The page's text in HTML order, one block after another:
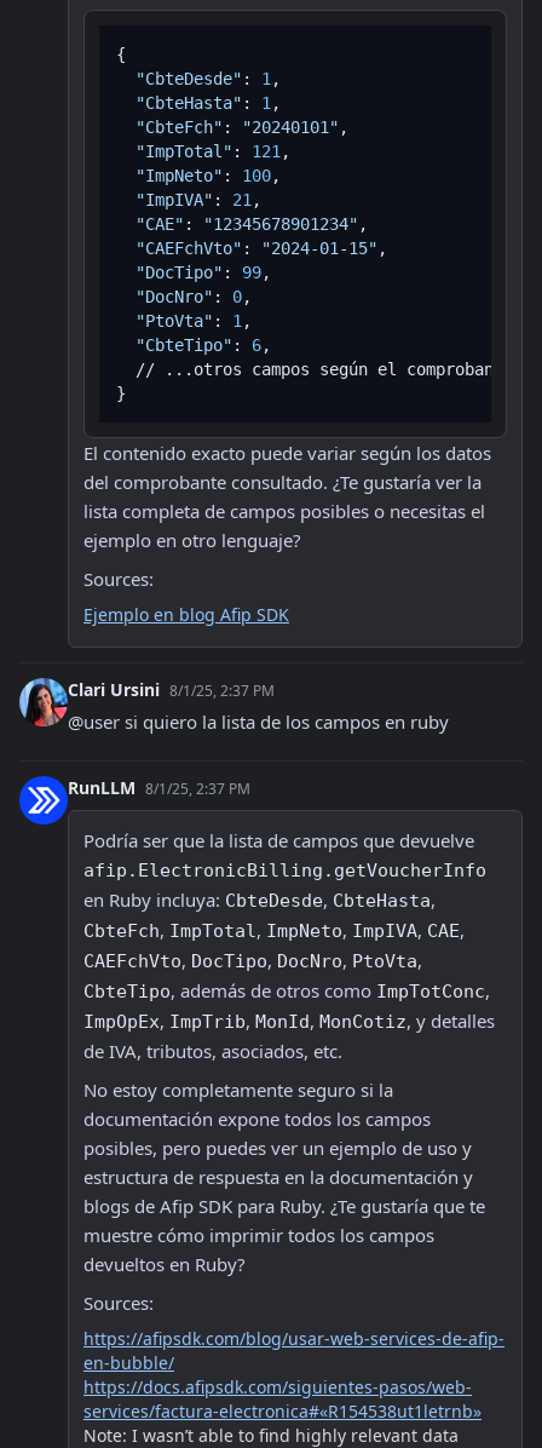
{
"CbteDesde" : 1 ,
"CbteHasta" : 1 ,
"CbteFch" : "20240101" ,
"ImpTotal" : 121 ,
"ImpNeto" : 100,
"ImpIVA" : 21 ,
"CAE" : "12345678901234" ,
"CAEFchVto" : "2024-01-15" ,
"DocTipo" : 99,
"DocNro" : 0,
"PtoVta" : 1 ,
"CbteTipo" : 6,
  // ...otros campos según el comprobante
El contenido exacto puede variar según los datos
del comprobante consultado. ¿Te gustaría ver la
lista completa de campos posibles o necesitas el
ejemplo en otro lenguaje?
Sources:
Ejemplo en blog Afip SDK
Clari Ursini 8/1/25, 2:37 PM
@user si quiero la lista de los campos en ruby
RunLLM 8/1/25, 2:37 PM
afip.ElectronicBilling.getVoucherInfo
en Ruby incluya: CbteDesde, CbteHasta
CbteFch, ImpTotal, ImpNeto, ImpIVA, CAE
CAEFchVto, DocTipo, DocNro, PtoVta
CbteTipo, además de otros como ImpTotConc
ImpOpEx, ImpTrib, MonId, MonCotiz, y detalles
de IVA, tributos, asociados, etc.
No estoy completamente seguro si la
documentación expone todos los campos
posibles, pero puedes ver un ejemplo de uso y
estructura de respuesta en la documentación y
blogs de Afip SDK para Ruby. ¿Te gustaría que te
muestre cómo imprimir todos los campos
devueltos en Ruby?
Sources:
https://afipsdk.com/blog/usar-web-services-de-afip-
en-bubble/
https://docs.afipsdk.com/siguientes-pasos/web-
services/factura-electronica#«R154538ut1letrnb»
Note: I wasn’t able to find highly relevant data